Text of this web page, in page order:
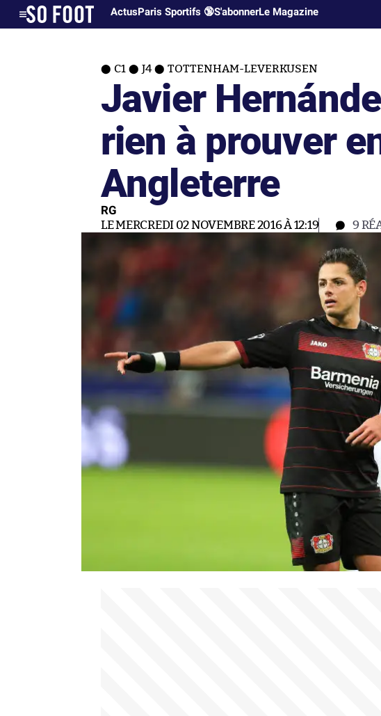
ActusParis Sportifs 🔞S'abonnerLe Magazine
C1 J4 TOTTENHAM-LEVERKUSEN
Javier
rien à prouver
Angleterre
RG
LE MERCREDI 02 NOVEMBRE 2016 À 12:19 9